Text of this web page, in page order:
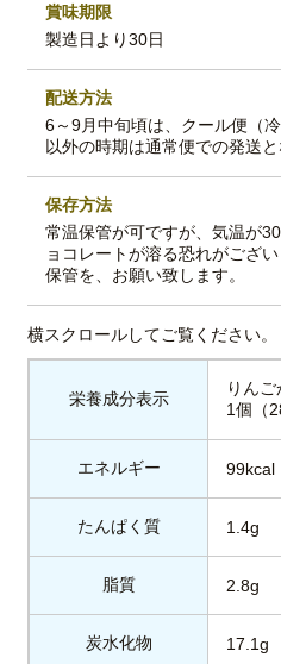
賞味期限
製造日より30日
配送方法
6～9月中旬頃は、クール便（
以外の時期は通常便での発送と
保存方法
常温保管が可ですが、気温が
ョコレートが溶る恐れがござ
保管を、お願い致します。
栄養成分表示
りん
1個（
エネルギー 99kcal
たんぱく質 1.4g
脂質 2.8g
炭水化物 17.1g